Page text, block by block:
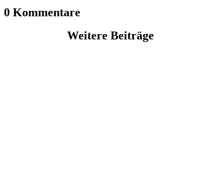
0 Kommentare
Weitere Beiträge